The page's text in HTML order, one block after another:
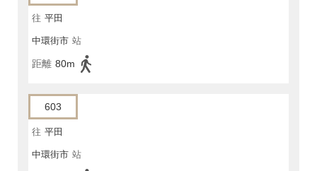
往 平田
中環街市 站
距離 80m
603
往 平田
中環街市 站